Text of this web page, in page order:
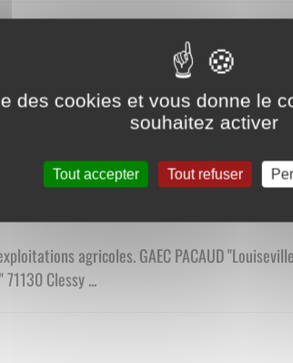
agricoles. GAEC PACAUD
71130 Clessy ...
des cookies et vous donne le
souhaitez activer
Tout accepter Tout refuser